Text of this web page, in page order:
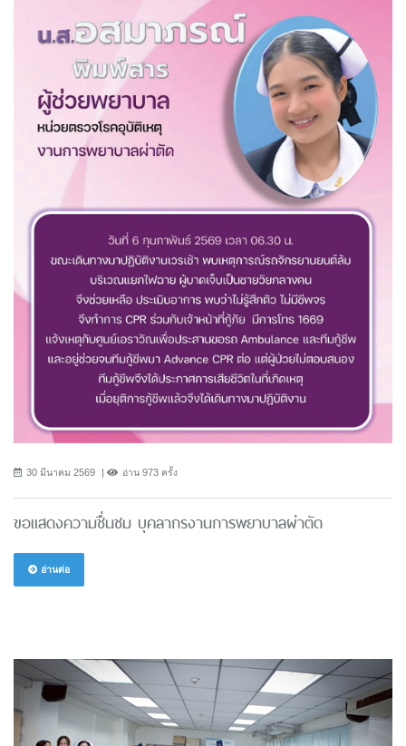
30 มีนาคม 2569 อ่าน 973 ครั้ง
ขอแสดงความชื่นชม บุคลากรงานการพยาบาลผ่าตัด
อ่านต่อ